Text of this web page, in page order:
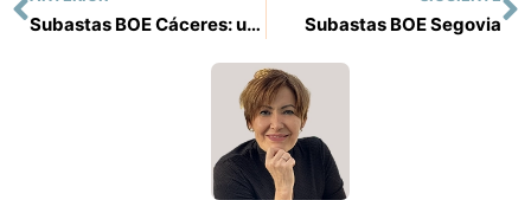
Subastas BOE Cáceres: una oportunidad única para inversores inmobiliarios Subastas BOE Segovia